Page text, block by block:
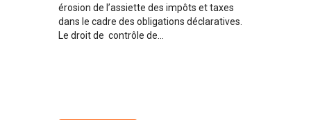
érosion de l’assiette des impôts et taxes
dans le cadre des obligations déclaratives.
Le droit de contrôle de...